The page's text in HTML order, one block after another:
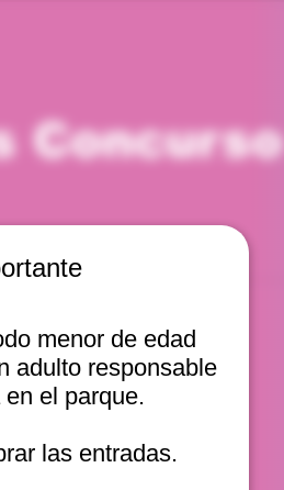
menor de edad
adulto responsable
el parque.
las entradas.
Concurso
Chile